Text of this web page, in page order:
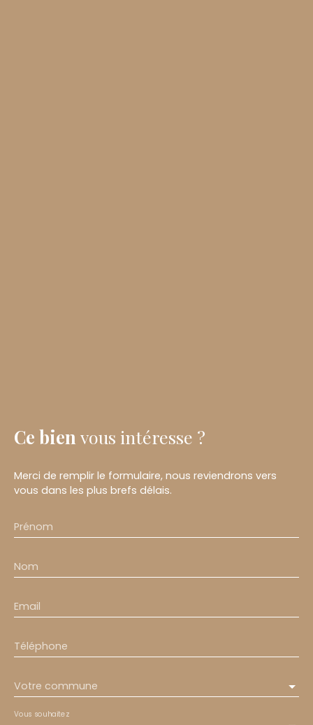
Ce bien vous intéresse ?
Merci de remplir le formulaire, nous reviendrons vers
vous dans les plus brefs délais.
Prénom
Nom
Email
Téléphone
Votre commune
Vous souhaitez